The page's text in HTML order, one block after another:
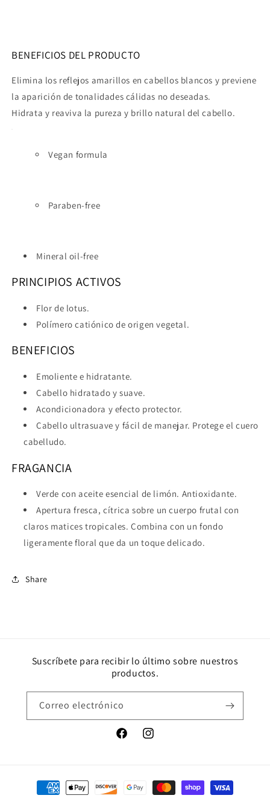
BENEFICIOS DEL PRODUCTO
Elimina los reflejos amarillos en cabellos blancos y previene
la aparición de tonalidades cálidas no deseadas.
Hidrata y reaviva la pureza y brillo natural del cabello.
Vegan formula
Paraben-free
Mineral oil-free
PRINCIPIOS ACTIVOS
Flor de lotus.
Polímero catiónico de origen vegetal.
BENEFICIOS
Emoliente e hidratante.
Cabello hidratado y suave.
Acondicionadora y efecto protector.
Cabello ultrasuave y fácil de manejar. Protege el cuero
cabelludo.
FRAGANCIA
Verde con aceite esencial de limón. Antioxidante.
Apertura fresca, cítrica sobre un cuerpo frutal con
claros matices tropicales. Combina con un fondo
ligeramente floral que da un toque delicado.
Share
Suscríbete para recibir lo último sobre nuestros
productos.
Correo electrónico
FacebookInstagram
Formas
de